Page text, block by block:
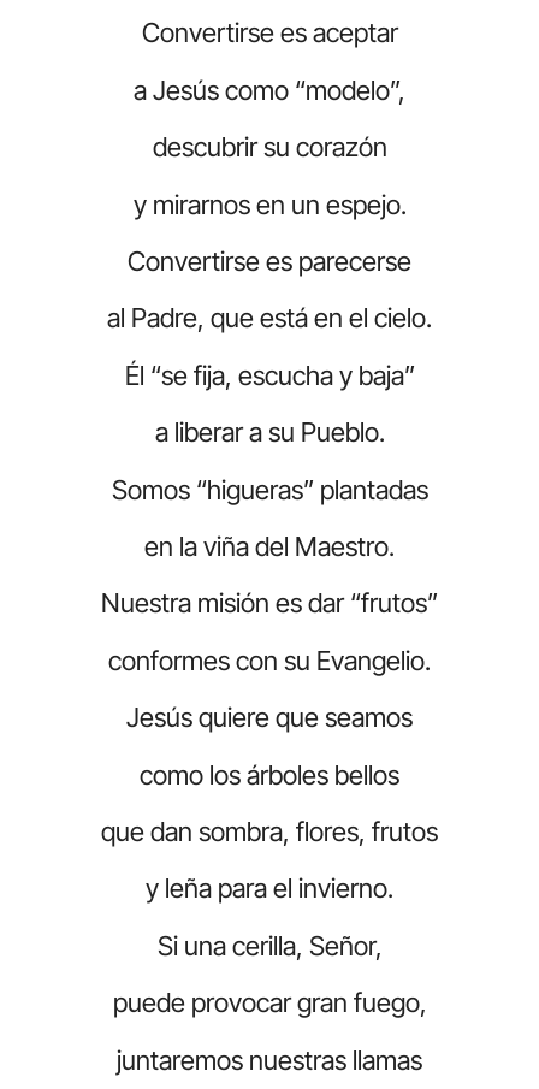
Convertirse es aceptar
a Jesús como “modelo”,
descubrir su corazón
y mirarnos en un espejo.
Convertirse es parecerse
al Padre, que está en el cielo.
Él “se fija, escucha y baja”
a liberar a su Pueblo.
Somos “higueras” plantadas
en la viña del Maestro.
Nuestra misión es dar “frutos”
conformes con su Evangelio.
Jesús quiere que seamos
como los árboles bellos
que dan sombra, flores, frutos
y leña para el invierno.
Si una cerilla, Señor,
puede provocar gran fuego,
juntaremos nuestras llamas